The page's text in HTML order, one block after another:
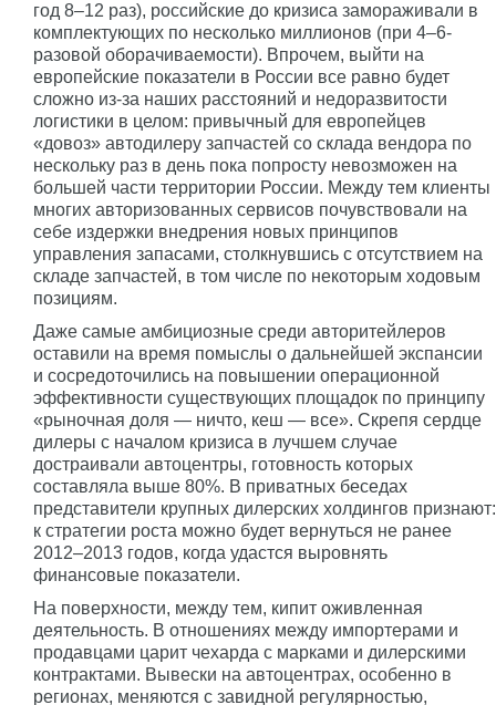
год 8–12 раз), российские до кризиса замораживали в
комплектующих по несколько миллионов (при 4–6-
разовой оборачиваемости). Впрочем, выйти на
европейские показатели в России все равно будет
сложно из-за наших расстояний и недоразвитости
логистики в целом: привычный для европейцев
«довоз» автодилеру запчастей со склада вендора по
нескольку раз в день пока попросту невозможен на
большей части территории России. Между тем клиенты
многих авторизованных сервисов почувствовали на
себе издержки внедрения новых принципов
управления запасами, столкнувшись с отсутствием на
складе запчастей, в том числе по некоторым ходовым
позициям.
Даже самые амбициозные среди авторитейлеров
оставили на время помыслы о дальнейшей экспансии
и сосредоточились на повышении операционной
эффективности существующих площадок по принципу
«рыночная доля — ничто, кеш — все». Скрепя сердце
дилеры с началом кризиса в лучшем случае
достраивали автоцентры, готовность которых
составляла выше 80%. В приватных беседах
представители крупных дилерских холдингов признают:
к стратегии роста можно будет вернуться не ранее
2012–2013 годов, когда удастся выровнять
финансовые показатели.
На поверхности, между тем, кипит оживленная
деятельность. В отношениях между импортерами и
продавцами царит чехарда с марками и дилерскими
контрактами. Вывески на автоцентрах, особенно в
регионах, меняются с завидной регулярностью,